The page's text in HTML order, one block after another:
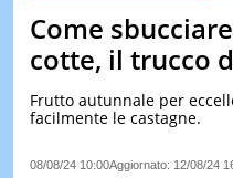
PauseUnmute
Come
cotte, il trucco
Frutto autunnale per
facilmente le castagne.
08/08/24 10:00Aggiornato: 12/08/24